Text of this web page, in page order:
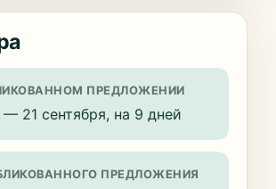
ПРЕДЛОЖЕНИИ
21 сентября, на 9 дней
ПРЕДЛОЖЕНИЯ